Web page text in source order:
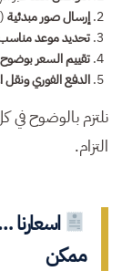
إرسال صور مبدئية
تحديد موعد
تقييم السعر بوضوح
الدفع الفوري ونقل
نلتزم بالوضوح في
التزام.
ممكن